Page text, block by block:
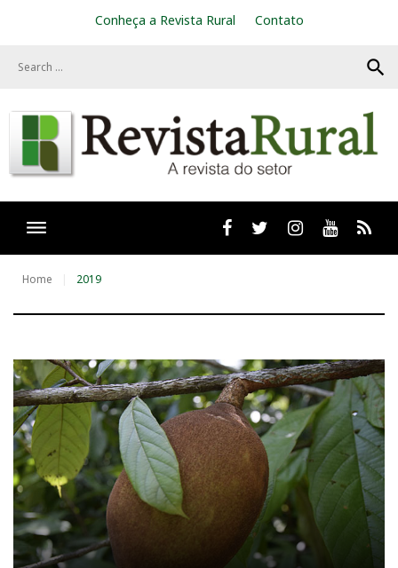
Conheça a Revista Rural Contato
search
Facebooktwitter Instagram
Youtube
Home 2019
A
n
o
:
2
0
1
9